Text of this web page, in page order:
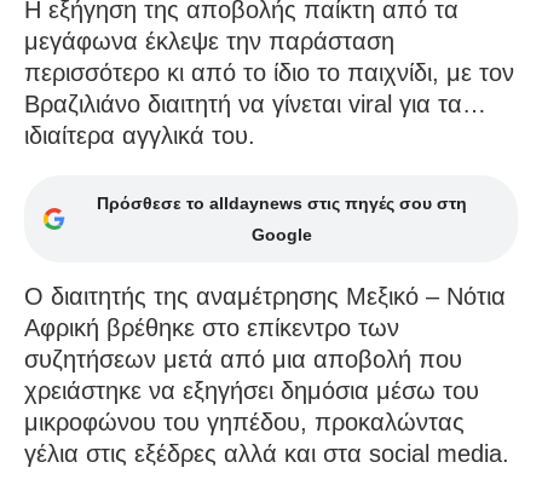
Η εξήγηση της αποβολής παίκτη από τα
μεγάφωνα έκλεψε την παράσταση
περισσότερο κι από το ίδιο το παιχνίδι, με τον
Βραζιλιάνο διαιτητή να γίνεται viral για τα…
ιδιαίτερα αγγλικά του.
Πρόσθεσε το alldaynews στις πηγές σου στη
Google
Ο διαιτητής της αναμέτρησης Μεξικό – Νότια
Αφρική βρέθηκε στο επίκεντρο των
συζητήσεων μετά από μια αποβολή που
χρειάστηκε να εξηγήσει δημόσια μέσω του
μικροφώνου του γηπέδου, προκαλώντας
γέλια στις εξέδρες αλλά και στα social media.